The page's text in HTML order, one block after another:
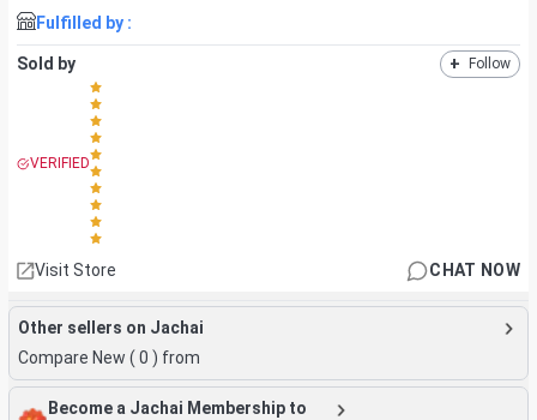
Fulfilled by :
Sold by + Follow
VERIFIED
Visit Store CHAT NOW
Other sellers on Jachai
Compare New ( 0 ) from
Become a Jachai Membership to